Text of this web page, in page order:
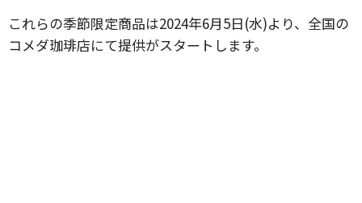
これらの季節限定商品は2024年6月5日(水)より、全国の
コメダ珈琲店にて提供がスタートします。